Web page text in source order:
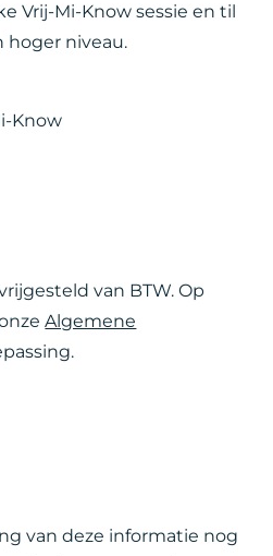
Vrij-Mi-Know sessie en til
hoger niveau.
Know
van BTW. Op
Algemene
van deze informatie nog